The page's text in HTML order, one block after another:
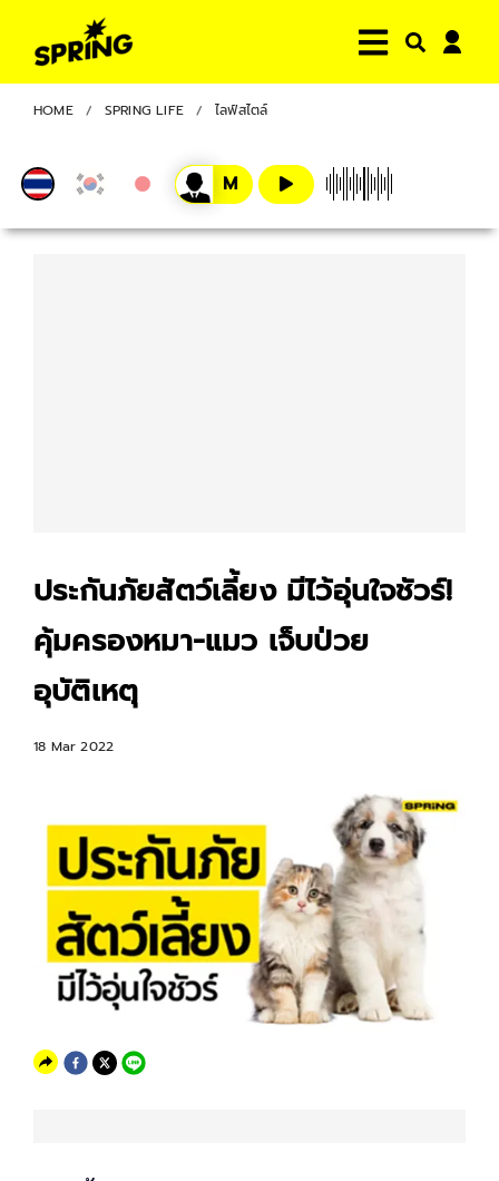
HOME SPRING LIFE ไลฟ์สไตล์
ประกันภัยสัตว์เลี้ยง มีไว้อุ่นใจชัวร์!
คุ้มครองหมา-แมว เจ็บป่วย
อุบัติเหตุ
18 Mar 2022